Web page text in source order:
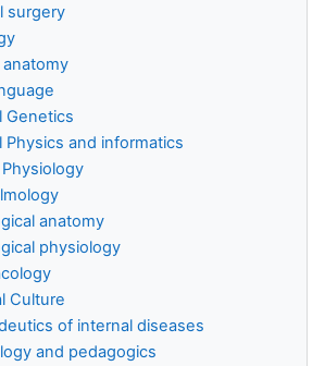
surgery
Genetics
Physics and informatics
anatomy
physiology
Culture
of internal diseases
and pedagogics